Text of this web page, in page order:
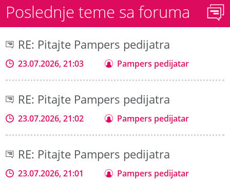
Poslednje teme sa foruma
RE: Pitajte Pampers pedijatra
23.07.2026, 21:03 Pampers pedijatar
RE: Pitajte Pampers pedijatra
23.07.2026, 21:02 Pampers pedijatar
RE: Pitajte Pampers pedijatra
23.07.2026, 21:01 Pampers pedijatar